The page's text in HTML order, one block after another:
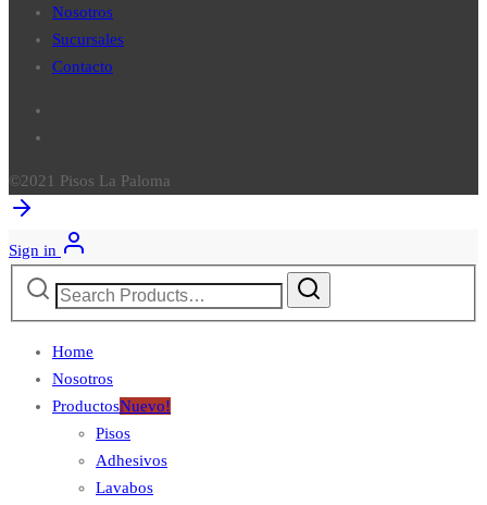
Nosotros
Sucursales
Contacto
©2021 Pisos La Paloma
Sign in
Search
Home
Nosotros
ProductosNuevo!
Pisos
Adhesivos
Lavabos